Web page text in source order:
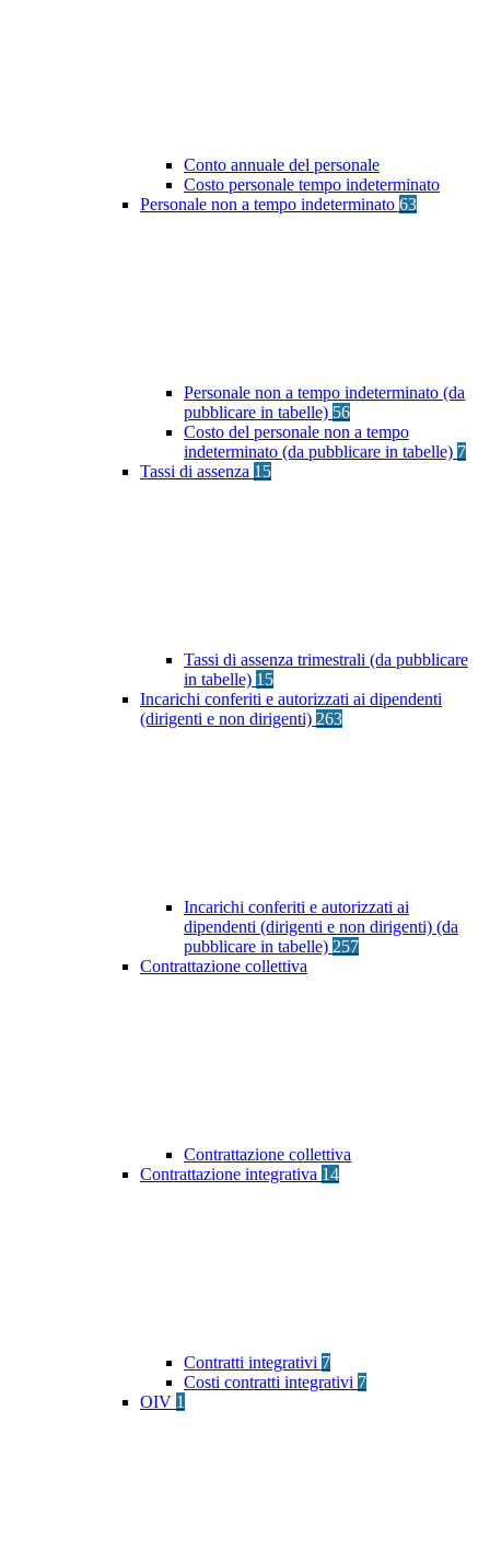
Conto annuale del personale
Costo personale tempo indeterminato
Personale non a tempo indeterminato 63
Personale non a tempo indeterminato (da
pubblicare in tabelle) 56
Costo del personale non a tempo
indeterminato (da pubblicare in tabelle) 7
Tassi di assenza 15
Tassi di assenza trimestrali (da pubblicare
in tabelle) 15
Incarichi conferiti e autorizzati ai dipendenti
(dirigenti e non dirigenti) 263
Incarichi conferiti e autorizzati ai
dipendenti (dirigenti e non dirigenti) (da
pubblicare in tabelle) 257
Contrattazione collettiva
Contrattazione collettiva
Contrattazione integrativa 14
Contratti integrativi 7
Costi contratti integrativi 7
OIV 1